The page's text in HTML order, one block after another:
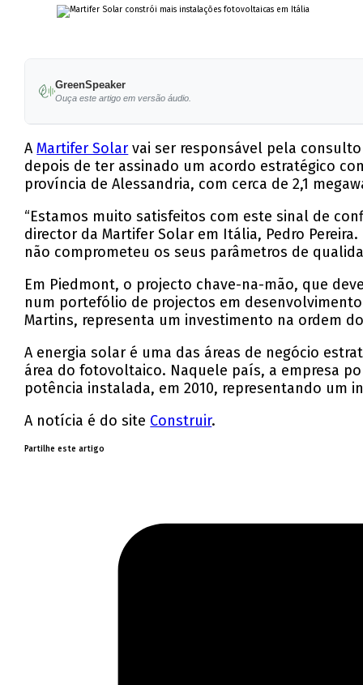
GreenSpeaker
Ouça este artigo em versão áudio.
AMartifer Solar vai ser responsável pela
depois de ter assinado um acordo estratégico
província de Alessandria, com cerca de 2,1
“Estamos muito satisfeitos com este sinal de
director da Martifer Solar em Itália, Pedro
não comprometeu os seus parâmetros de
Em Piedmont, o projecto chave-na-mão, que
num portefólio de projectos em
Martins, representa um investimento na ordem
A energia solar é uma das áreas de negócio
área do fotovoltaico. Naquele país, a empresa
potência instalada, em 2010, representando um
A notícia é do site Construir.
Partilhe este artigo